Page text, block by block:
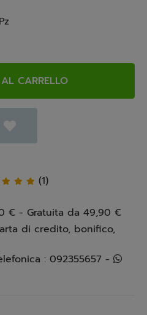
Pz
CARRELLO
(1)
€ - Gratuita da 49,90 €
di credito, bonifico,
Info e assistenza telefonica : 092355657 -